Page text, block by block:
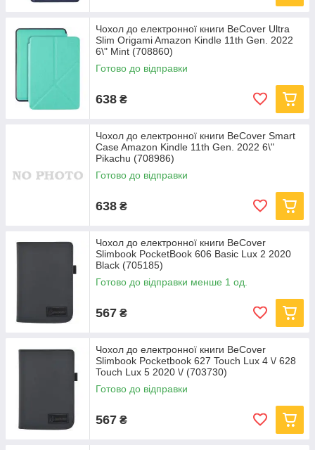
Чохол до електронної книги BeCover Ultra
Slim Origami Amazon Kindle 11th Gen. 2022
6\" Mint (708860)
Готово до відправки
638 ₴
Чохол до електронної книги BeCover Smart
Case Amazon Kindle 11th Gen. 2022 6\"
Pikachu (708986)
Готово до відправки
638 ₴
Чохол до електронної книги BeCover
Slimbook PocketBook 606 Basic Lux 2 2020
Black (705185)
Готово до відправки менше 1 од.
567 ₴
Чохол до електронної книги BeCover
Slimbook Pocketbook 627 Touch Lux 4 \/ 628
Touch Lux 5 2020 \/ (703730)
Готово до відправки
567 ₴